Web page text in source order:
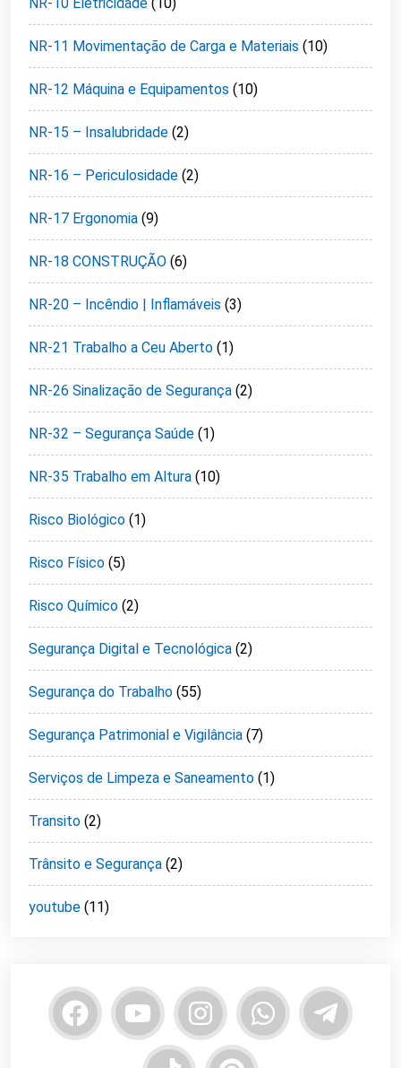
NR-11 Movimentação de Carga e Materiais (10)
NR-12 Máquina e Equipamentos (10)
NR-15 – Insalubridade (2)
NR-16 – Periculosidade (2)
NR-17 Ergonomia (9)
NR-18 CONSTRUÇÃO (6)
NR-20 – Incêndio | Inflamáveis (3)
NR-21 Trabalho a Ceu Aberto (1)
NR-26 Sinalização de Segurança (2)
NR-32 – Segurança Saúde (1)
NR-35 Trabalho em Altura (10)
Risco Biológico (1)
Risco Físico (5)
Risco Químico (2)
Segurança Digital e Tecnológica (2)
Segurança do Trabalho (55)
Segurança Patrimonial e Vigilância (7)
Serviços de Limpeza e Saneamento (1)
Transito (2)
Trânsito e Segurança (2)
youtube (11)